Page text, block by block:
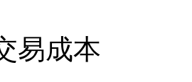
易成本